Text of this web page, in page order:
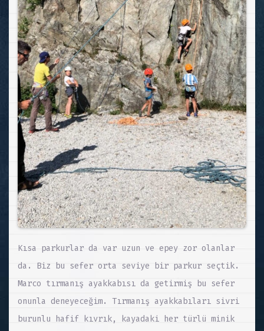
Kısa parkurlar da var uzun ve epey zor olanlar
da. Biz bu sefer orta seviye bir parkur seçtik.
Marco tırmanış ayakkabısı da getirmiş bu sefer
onunla deneyeceğim. Tırmanış ayakkabıları sivri
burunlu hafif kıvrık, kayadaki her türlü minik